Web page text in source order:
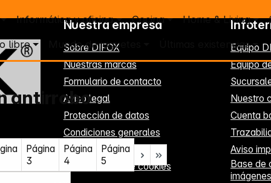
Informática y oficina Cocina Home & Living
libre Mundo de juguetes Últimas existencias
antirrobo
Página
3
Página
4
Página
5
Nuestra empresa
Sobre DIFOX
Nuestras marcas
Formulario de contacto
Aviso legal
Protección de datos
Condiciones generales
Regístrate aquí
Configuración de cookies
Equipo
Equipo
Nuestro
Cuenta
Aviso
Base de
imágenes